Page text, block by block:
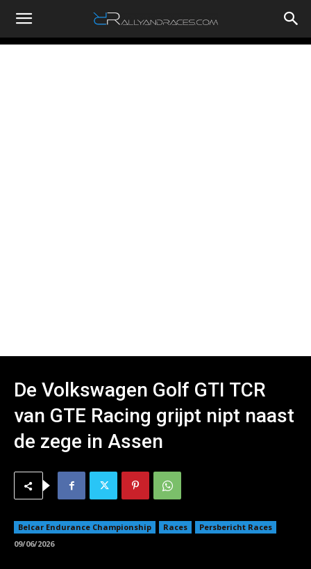
RallyandRaces.com
De Volkswagen Golf GTI TCR
van GTE Racing grijpt nipt naast
de zege in Assen
Belcar Endurance Championship Races
Persbericht Races
09/06/2026